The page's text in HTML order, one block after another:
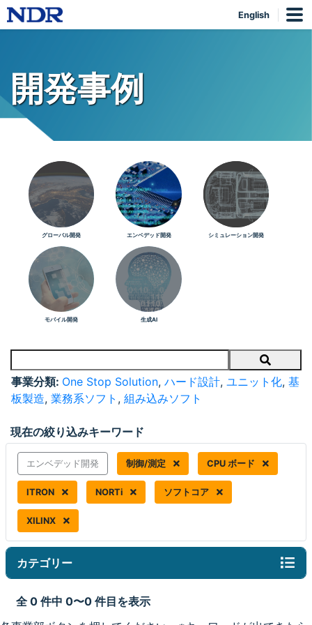
English
開発事例
グローバル開発 エンベデッド開発 シミュレーション開発
モバイル開発 生成AI
Search
事業分類: One Stop Solution, ハード設計, ユニット化, 基
板製造, 業務系ソフト , 組み込みソフト
現在の絞り込みキーワード
エンベデッド開発 制御/測定 CPU ボード
ITRON NORTi ソフトコア
XILINX
カテゴリー
全 0 件中 0〜0 件目を表示